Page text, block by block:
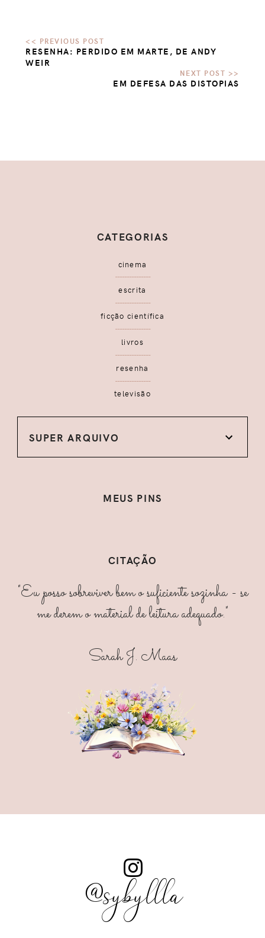
RESENHA: PERDIDO EM MARTE, DE ANDY
WEIR
EM DEFESA DAS DISTOPIAS
CATEGORIAS
cinema
escrita
ficção científica
livros
resenha
televisão
SUPER ARQUIVO
MEUS PINS
CITAÇÃO
"Eu posso sobreviver bem o suficiente sozinha - se
me derem o material de leitura adequado."
Sarah J. Maas
@sybyllla